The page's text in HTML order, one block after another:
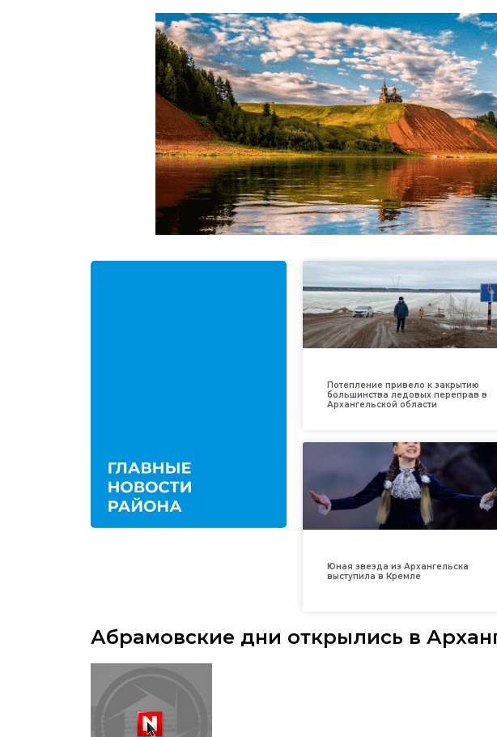
Потепление привело к закрытию
большинства ледовых переправ в
Архангельской области
Юная звезда из Архангельска
выступила в Кремле
Абрамовские дни открылись в